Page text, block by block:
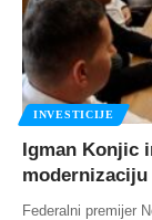
INVESTICIJE
Igman Konjic
Federalni premijer